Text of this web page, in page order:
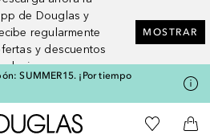
de Douglas y
regularmente
y descuentos
MOSTRAR
SUMMER15. ¡Por tiempo
A Douglas HomeMi lista de
A